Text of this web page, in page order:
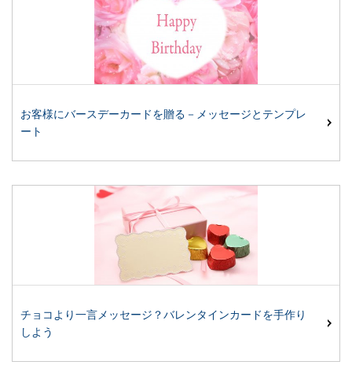
お客様にバースデーカードを贈る－メッセージとテンプレ
ート
チョコより一言メッセージ？バレンタインカードを手作り
しよう